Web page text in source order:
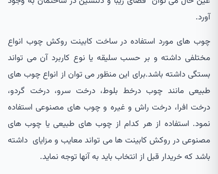
آورد.
چوب های مورد استفاده در ساخت کابینت روکش چوب انواع
مختلفی داشته و بر حسب سلیقه یا نوع کاربرد آن می تواند
بستگی داشته باشد.برای این منظور می توان از انواع چوب های
طبیعی مانند چوب درخط بلوط، درخت سرو، درخت گردو،
درخت افرا، درخت راش و غیره و چوب های مصنوعی استفاده
نمود. استفاده از هر کدام از چوب های طبیعی یا چوب های
مصنوعی در روکش کابینت ها می تواند معایب و مزایای داشته
باشد که خریدار قبل از انتخاب باید به آنها توجه نماید.